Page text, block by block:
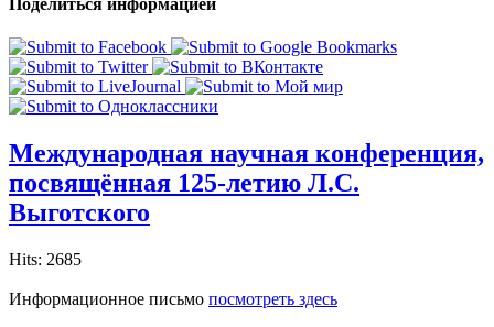
Международная научная конференция,
посвящённая 125-летию Л.С.
Выготского
Hits: 2685
Информационное письмо посмотреть здесь